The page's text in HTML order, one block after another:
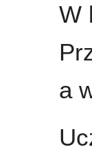
W
a